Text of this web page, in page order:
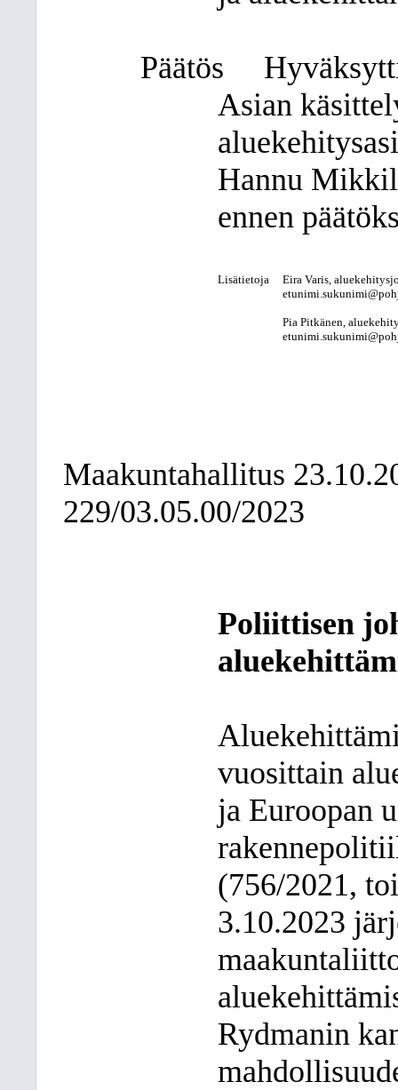
Päätös
Asian
Hannu
ennen
Lisätietoja
Eira Varis,
Pia Pitkänen,
Maakuntahallitus
229/03.05.00/2023
Poliittisen
vuosittain
ja Euroopan
(756/2021,
3.10.2023
Rydmanin